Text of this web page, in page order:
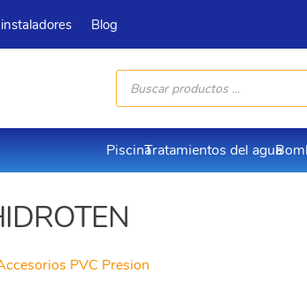
Blog
Búsqueda
productos
PiscinaTratamientos del agua
PVC Presion